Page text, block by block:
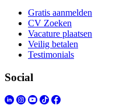
Gratis aanmelden
CV Zoeken
Vacature plaatsen
Veilig betalen
Testimonials
Social